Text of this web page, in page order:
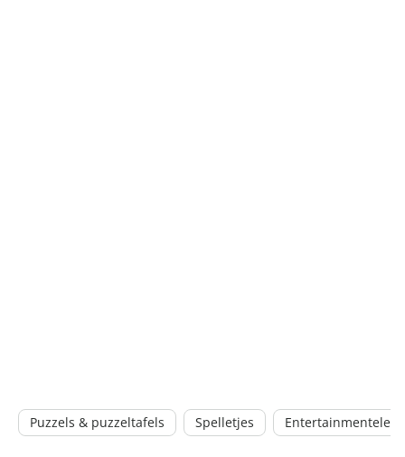
Puzzels & puzzeltafels Spelletjes